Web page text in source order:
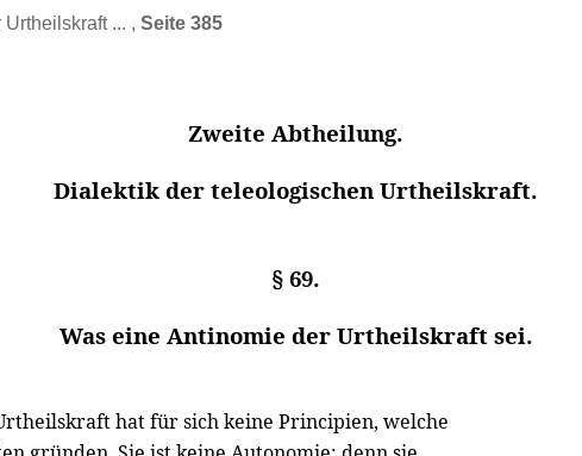
Urtheilskraft ... , Seite 385
Zweite Abtheilung.
Dialektik der teleologischen Urtheilskraft.
§ 69.
Was eine Antinomie der Urtheilskraft sei.
hat für sich keine Principien, welche